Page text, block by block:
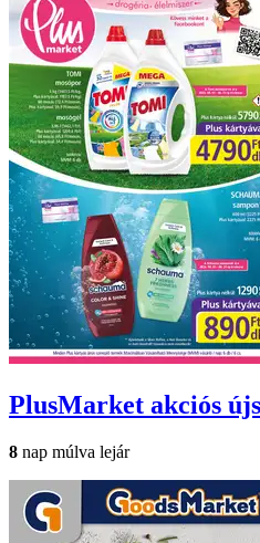
PlusMarket akciós
8 nap múlva lejár